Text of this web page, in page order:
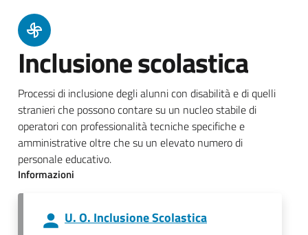
Inclusione scolastica
Processi di inclusione degli alunni con disabilità e di quelli
stranieri che possono contare su un nucleo stabile di
operatori con professionalità tecniche specifiche e
amministrative oltre che su un elevato numero di
personale educativo.
Informazioni
U. O. Inclusione Scolastica